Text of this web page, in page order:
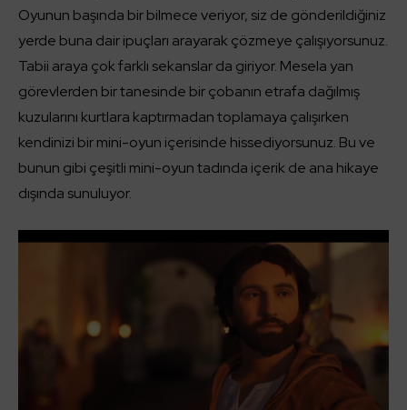
Oyunun başında bir bilmece veriyor, siz de gönderildiğiniz
yerde buna dair ipuçları arayarak çözmeye çalışıyorsunuz.
Tabii araya çok farklı sekanslar da giriyor. Mesela yan
görevlerden bir tanesinde bir çobanın etrafa dağılmış
kuzularını kurtlara kaptırmadan toplamaya çalışırken
kendinizi bir mini-oyun içerisinde hissediyorsunuz. Bu ve
bunun gibi çeşitli mini-oyun tadında içerik de ana hikaye
dışında sunuluyor.